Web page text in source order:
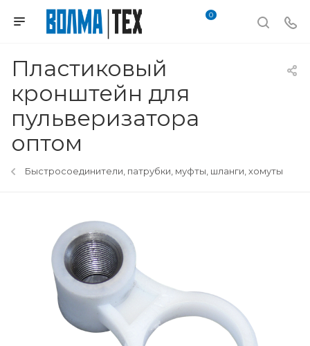
0
Пластиковый
кронштейн для
пульверизатора
оптом
Быстросоединители, патрубки, муфты, шланги, хомуты